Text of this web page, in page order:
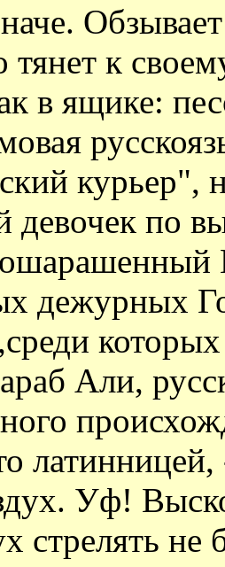
тянет к
в ящике:
курьер",
девочек по
дежурных
Али,
Уф!
стрелять не